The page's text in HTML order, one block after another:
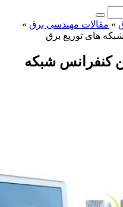
مهندسی برق»
برق
شبکه